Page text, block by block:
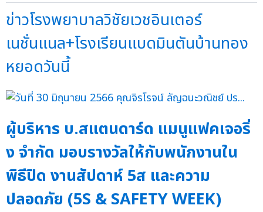
ข่าวโรงพยาบาลวิชัยเวชอินเตอร์
เนชั่นแนล+โรงเรียนแบดมินตันบ้านทอง
หยอดวันนี้
ผู้บริหาร บ.สแตนดาร์ด แมนูแฟคเจอริ่
ง จำกัด มอบรางวัลให้กับพนักงานใน
พิธีปิด งานสัปดาห์ 5ส และความ
ปลอดภัย (5S & SAFETY WEEK)